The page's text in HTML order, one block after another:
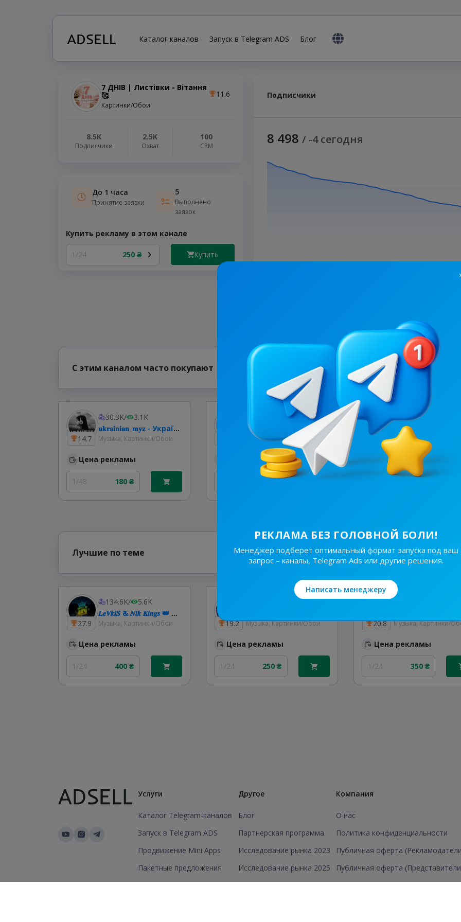
Каталог каналов Запуск в Telegram ADS Блог
7 ДНІВ | Листівки - Вітання
🥰
Картинки/Обои
11.6
8.5K
Подписчики
2.5K
Охват
100
СРМ
До 1 часа
Принятие заявки
5
Выполнено
заявок
Купить рекламу в этом канале
1/24 250 ₴ Купить
Подписчики
8 498 / -4 сегодня
С этим каналом часто покупают
14.7
30.3K/
3.1K
𝐮𝐤𝐫𝐚𝐢𝐧𝐢𝐚𝐧_𝐦𝐲𝐳 - Українська музика
Музыка, Картинки/Обои
Цена рекламы
1/48 180 ₴
2.6K
Листівки Привітання щодня 💝
Женские, Картинки/Обои
Цена рекламы
290 ₴
6.6
10.2K/
Женские, Картинки/
Цена рекламы
Лучшие по теме
27.9
134.6K/
5.6K
𝑳𝒆𝑽𝒌𝒊𝑺 & 𝑵𝒊𝒌 𝑲𝒊𝒏𝒈𝒔 👑 𝑴𝒖𝒔𝒊𝒄 | Українська музика | Ремікси 🇺🇦
Музыка, Картинки/Обои
Цена рекламы
1/24 400 ₴
19.2 Музыка, Картинки/Обои
Цена рекламы
1/24 250 ₴
20.8 Музыка, Картинки/
Цена рекламы
1/24 350 ₴
Услуги
Каталог Telegram-каналов
Запуск в Telegram ADS
Продвижение Mini Apps
Пакетные предложения
Добавить канал/группу
Другое
Блог
Партнерская программа
Исследование рынка 2023
Исследование рынка 2025
Компания
О нас
Политика конфиденциальности
Публичная оферта
Публичная оферта
РЕКЛАМА БЕЗ ГОЛОВНОЙ БОЛИ!
Менеджер подберет оптимальный формат запуска под ваш
запрос – каналы, Telegram Ads или другие решения.
Написать менеджеру